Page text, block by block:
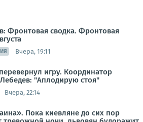
Фронтовая сводка. Фронтовая
Вчера, 19:11
игру. Координатор
"Аплодирую стоя"
Вчера, 22:14
Пока киевляне до сих пор